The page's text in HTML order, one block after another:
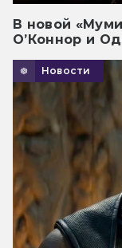
В новой
О’Коннор и
Новости